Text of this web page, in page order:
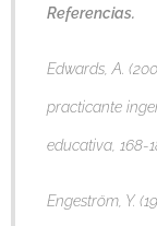
Referencias.
Edwards, A.
practicante
educativa, 168-
Engeström, Y.